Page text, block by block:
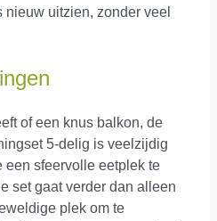
uitzien, zonder veel
of een knus balkon, de
5-delig is veelzijdig
een sfeervolle eetplek te
set gaat verder dan alleen
plek om te